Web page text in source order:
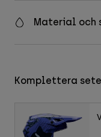
Material och
Komplettera